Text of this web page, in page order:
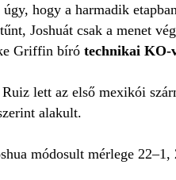
hogy a harmadik
Joshuát csak a menet
Griffin bírótechnikai KO-
lett az első mexikói
alakult.
módosult mérlege